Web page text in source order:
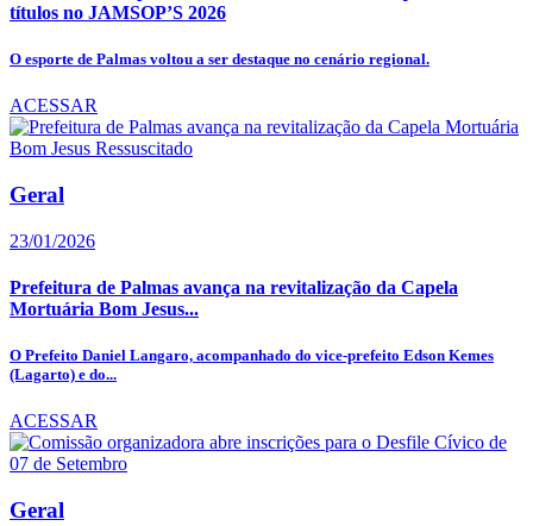
títulos no JAMSOP’S 2026
O esporte de Palmas voltou a ser destaque no cenário regional.
ACESSAR
Geral
23/01/2026
Prefeitura de Palmas avança na revitalização da Capela
Mortuária Bom Jesus...
O Prefeito Daniel Langaro, acompanhado do vice-prefeito Edson Kemes
(Lagarto) e do...
ACESSAR
Geral